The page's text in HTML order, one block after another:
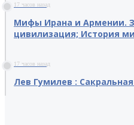
17 часов назад
Мифы Ирана и Армении.
цивилизация; История
17 часов назад
Лев Гумилев :